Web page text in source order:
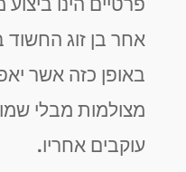
אחר בן זוג החשוד
באופן כזה אשר
מצולמות מבלי
עוקבים אחריו.